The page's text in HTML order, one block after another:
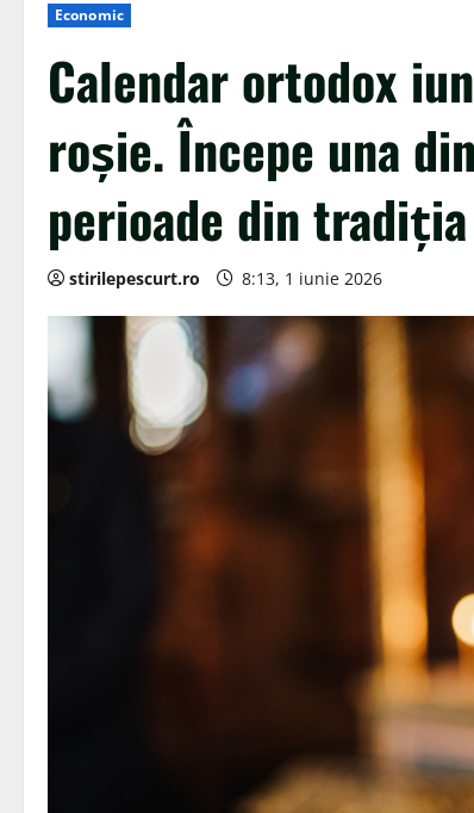
Economic
Calendar ortodox
roșie. Începe una
perioade din
stirilepescurt.ro 8:13, 1 iunie 2026